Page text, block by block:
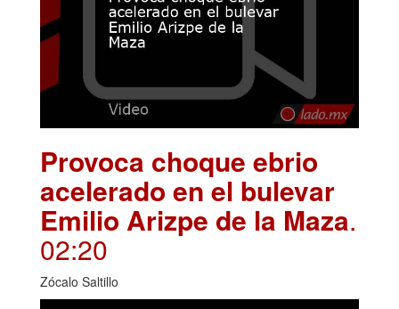
Provoca choque ebrio
acelerado en el bulevar
Emilio Arizpe de la Maza.
02:20
Zócalo Saltillo